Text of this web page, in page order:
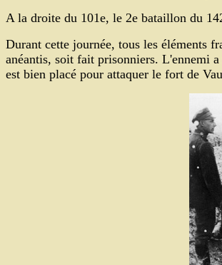
A la droite du 101e, le 2e bataillon du
Durant cette journée, tous les éléments
anéantis, soit fait prisonniers. L'ennemi
est bien placé pour attaquer le fort de